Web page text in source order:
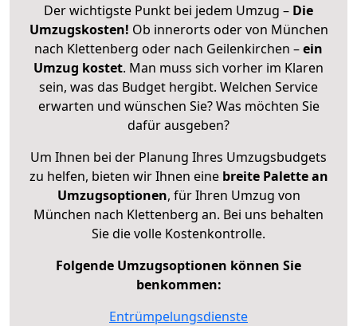
Der wichtigste Punkt bei jedem Umzug – Die
Umzugskosten! Ob innerorts oder von München
nach Klettenberg oder nach Geilenkirchen –ein
Umzug kostet. Man muss sich vorher im Klaren
sein, was das Budget hergibt. Welchen Service
erwarten und wünschen Sie? Was möchten Sie
dafür ausgeben?
Um Ihnen bei der Planung Ihres Umzugsbudgets
zu helfen, bieten wir Ihnen eine breite Palette an
Umzugsoptionen, für Ihren Umzug von
München nach Klettenberg an. Bei uns behalten
Sie die volle Kostenkontrolle.
Folgende Umzugsoptionen können Sie
benkommen:
Entrümpelungsdienste